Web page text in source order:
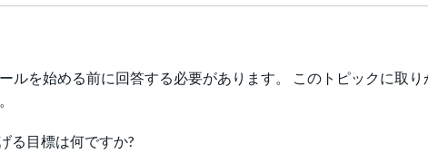
ルを始める前に回答する必要があります。 このトピックに取り
る目標は何ですか?